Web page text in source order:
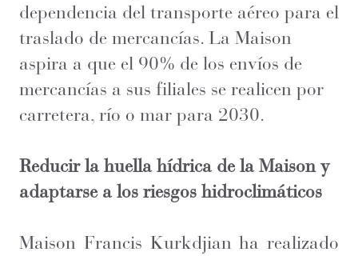
dependencia del transporte aéreo para el
traslado de mercancías. La Maison
aspira a que el 90% de los envíos de
mercancías a sus filiales se realicen por
carretera, río o mar para 2030.
Reducir la huella hídrica de la Maison y
adaptarse a los riesgos hidroclimáticos
Maison Francis Kurkdjian ha realizado